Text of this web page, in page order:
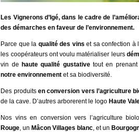
Les Vignerons d’Igé, dans le cadre de
des démarches en faveur de l’environnement.
Parce que la qualité des vins et sa confection à
les coopérateurs ont voulu matérialiser leurs
vin dehaute qualité gustativetout en prenant
notre environnement et sa biodiversité.
Des produitsen conversion vers l’agriculture
de la cave. D’autres arborerent le logoHaute
Nos vins en conversion vers l’agriculture
Rouge, un Mâcon Villages blanc, et un